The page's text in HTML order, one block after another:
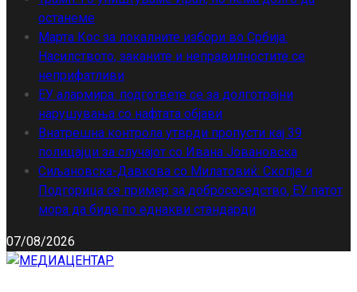
останеме
Марта Кос за локалните избори во Србија:
Насилството, заканите и неправилностите се
неприфатливи
ЕУ алармира: подгответе се за долготрајни
нарушувања со нафтата објави
Внатрешна контрола утврди пропусти кај 39
полицајци за случајот со Ивана Јовановска
Сиљановска-Давкова со Милатовиќ: Скопје и
Подгорица се пример за добрососедство, ЕУ патот
мора да биде по еднакви стандарди
07/08/2026